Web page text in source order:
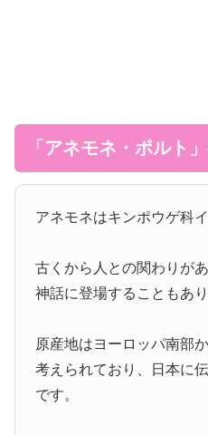
「アネモネ・ポルト
アネモネはキンポウゲ科
古くから人との関わりが
神話に登場することもあり
原産地はヨーロッパ南部
考えられており、日本に
です。